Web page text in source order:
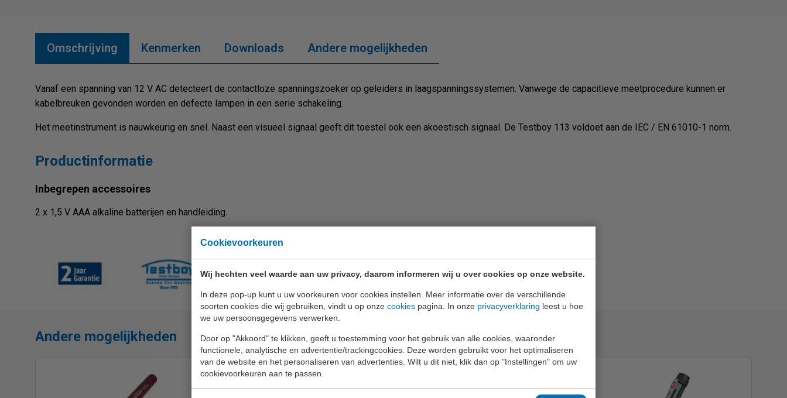
Cookievoorkeuren
Wij hechten veel waarde aan uw privacy, daarom informeren wij u over cookies op onze website.
In deze pop-up kunt u uw voorkeuren voor cookies instellen. Meer informatie over de verschillende
soorten cookies die wij gebruiken, vindt u op onze cookies pagina. In onze privacyverklaring leest u hoe
we uw persoonsgegevens verwerken.
Door op "Akkoord" te klikken, geeft u toestemming voor het gebruik van alle cookies, waaronder
functionele, analytische en advertentie/trackingcookies. Deze worden gebruikt voor het optimaliseren
van de website en het personaliseren van advertenties. Wilt u dit niet, klik dan op "Instellingen" om uw
cookievoorkeuren aan te passen.
Omschrijving Kenmerken Downloads Andere mogelijkheden
Vanaf een spanning van 12 V AC detecteert de contactloze spanningszoeker op geleiders in laagspanningssystemen. Vanwege de capacitieve meetprocedure kunnen er
kabelbreuken gevonden worden en defecte lampen in een serie schakeling.
Het meetinstrument is nauwkeurig en snel. Naast een visueel signaal geeft dit toestel ook een akoestisch signaal. De Testboy 113 voldoet aan de IEC / EN 61010-1 norm.
Productinformatie
Inbegrepen accessoires
2 x 1,5 V AAA alkaline batterijen en handleiding.
Andere mogelijkheden